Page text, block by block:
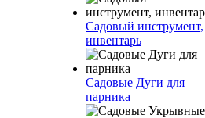
Садовый инструмент,
инвентарь
Садовые Дуги для
парника